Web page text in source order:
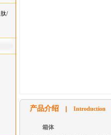
/
产品介绍 Introduction
箱体